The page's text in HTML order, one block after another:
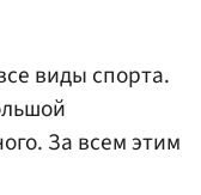
виды спорта.
За всем этим